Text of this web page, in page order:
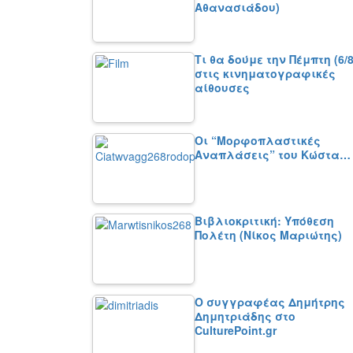
Αθανασιάδου)
Τι θα δούμε την Πέμπτη (6/
στις κινηματογραφικές
αίθουσες
Οι “Μορφοπλαστικές
Αναπλάσεις” του Κώστα…
Βιβλιοκριτική: Υπόθεση
Πολέτη (Νίκος Μαριώτης)
Ο συγγραφέας Δημήτρης
Δημητριάδης στο
CulturePoint.gr